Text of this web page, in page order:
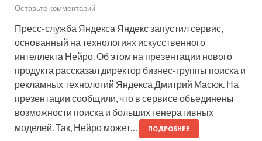
Оставьте комментарий
Пресс-служба Яндекса Яндекс запустил сервис,
основанный на технологиях искусственного
интеллекта Нейро. Об этом на презентации нового
продукта рассказал директор бизнес-группы поиска и
рекламных технологий Яндекса Дмитрий Масюк. На
презентации сообщили, что в сервисе объединены
возможности поиска и больших генеративных
моделей. Так, Нейро может…
ПОДРОБНЕЕ